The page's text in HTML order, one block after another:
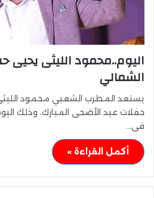
اليوم..محمود الليثى يحيى
الشمالي
يستعد المطرب الشعبي محمود
حفلات عيد الأضحى المبارك، وذلك اليوم
فى…
أكمل القراءة »